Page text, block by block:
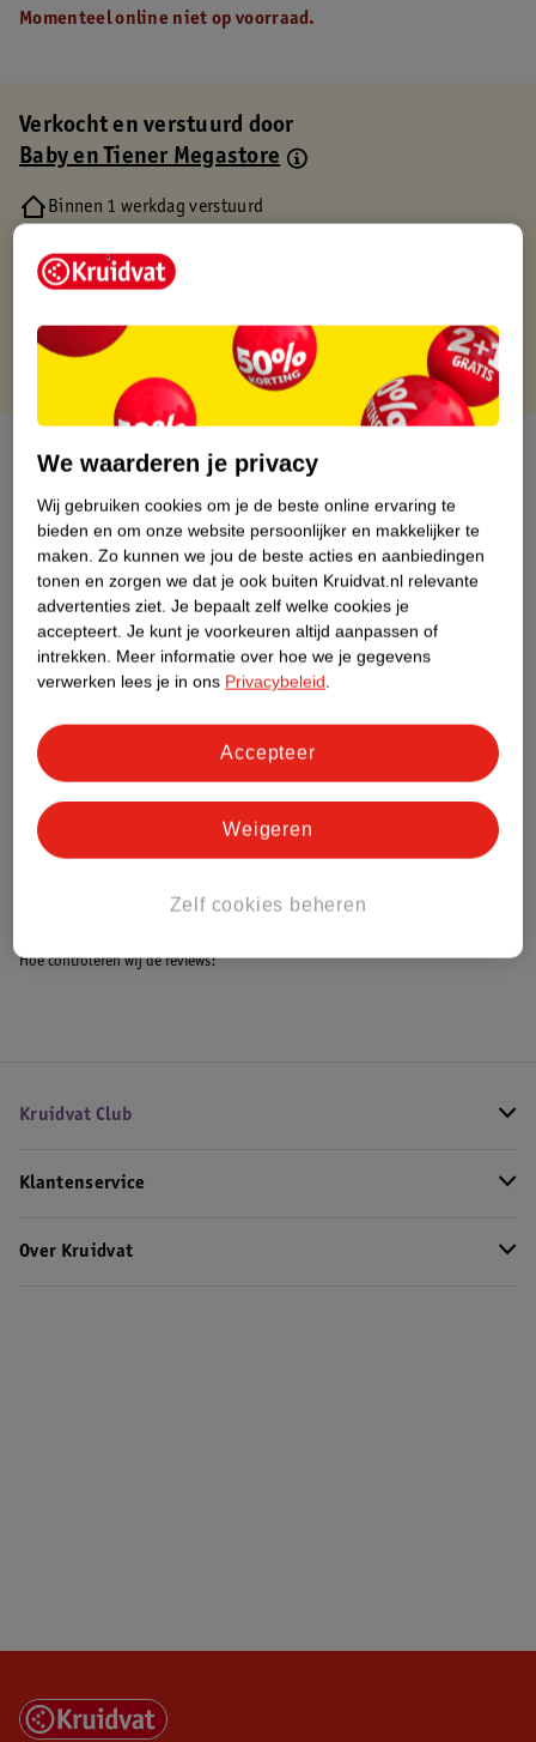
Momenteel online niet op voorraad.
Verkocht en verstuurd door
Baby en Tiener Megastore
Binnen 1 werkdag verstuurd
Gratis retourneren via verkooppartner.
Gratis punten met je Kruidvat kaart
Over dit product
Productinformatie
Nature Impact Score
Dit product heeft (nog) geen Nature
Impact Score.
Meer informatie
Bestel & Bezorginformatie
Bekijk ook
Hoe controleren wij de reviews?
Kruidvat Club
Klantenservice
Over Kruidvat
We waarderen je privacy
Wij gebruiken cookies om je de beste online ervaring te
bieden en om onze website persoonlijker en makkelijker te
maken. Zo kunnen we jou de beste acties en aanbiedingen
tonen en zorgen we dat je ook buiten Kruidvat.nl relevante
advertenties ziet. Je bepaalt zelf welke cookies je
accepteert. Je kunt je voorkeuren altijd aanpassen of
intrekken. Meer informatie over hoe we je gegevens
verwerken lees je in ons Privacybeleid.
Zelf cookies beheren
Weigeren
Accepteer